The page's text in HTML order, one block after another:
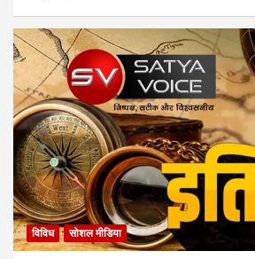
विविध सोशल मीडिया